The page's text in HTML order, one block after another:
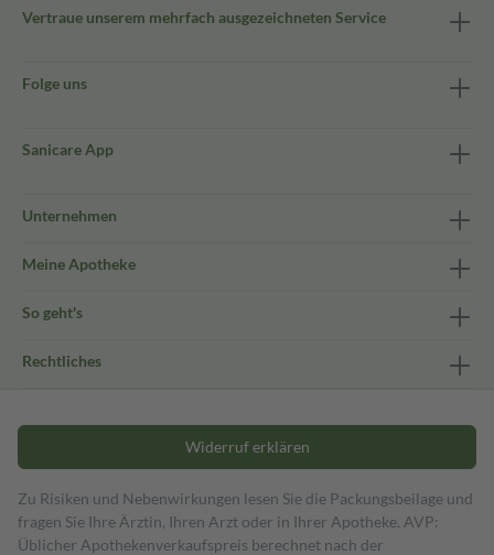
Vertraue unserem mehrfach ausgezeichneten Service
Folge uns
Sanicare App
Unternehmen
Meine Apotheke
So geht's
Rechtliches
Widerruf erklären
Zu Risiken und Nebenwirkungen lesen Sie die Packungsbeilage und
fragen Sie Ihre Ärztin, Ihren Arzt oder in Ihrer Apotheke. AVP:
Üblicher Apothekenverkaufspreis berechnet nach der